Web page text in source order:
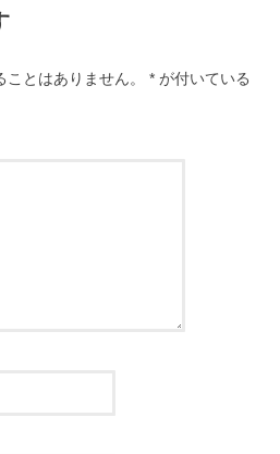
とはありません。 * が付いている